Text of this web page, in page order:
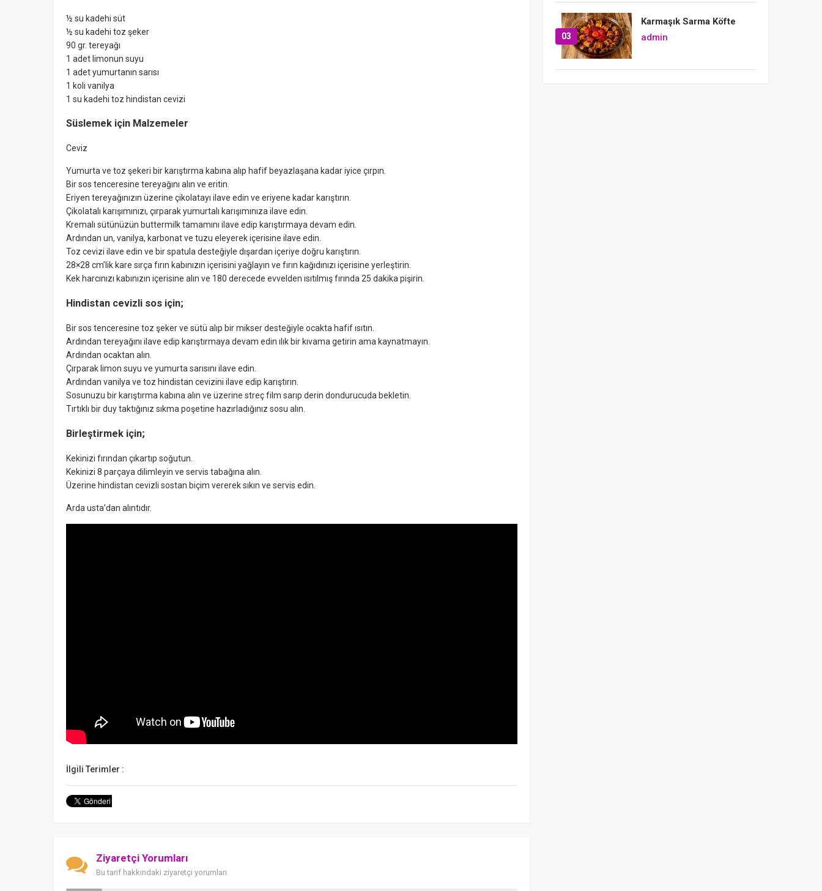
½ su kadehi süt
½ su kadehi toz şeker
90 gr. tereyağı
1 adet limonun suyu
1 adet yumurtanın sarısı
1 koli vanilya
1 su kadehi toz hindistan cevizi
Süslemek için Malzemeler
Ceviz
Yumurta ve toz şekeri bir karıştırma kabına alıp hafif beyazlaşana kadar iyice çırpın.
Bir sos tenceresine tereyağını alın ve eritin.
Eriyen tereyağınızın üzerine çikolatayı ilave edin ve eriyene kadar karıştırın.
Çikolatalı karışımınızı, çırparak yumurtalı karışımınıza ilave edin.
Kremalı sütünüzün buttermilk tamamını ilave edip karıştırmaya devam edin.
Ardından un, vanilya, karbonat ve tuzu eleyerek içerisine ilave edin.
Toz cevizi ilave edin ve bir spatula desteğiyle dışardan içeriye doğru karıştırın.
28×28 cm’lik kare sırça fırın kabınızın içerisini yağlayın ve fırın kağıdınızı içerisine yerleştirin.
Kek harcınızı kabınızın içerisine alın ve 180 derecede evvelden ısıtılmış fırında 25 dakika pişirin.
Hindistan cevizli sos için;
Bir sos tenceresine toz şeker ve sütü alıp bir mikser desteğiyle ocakta hafif ısıtın.
Ardından tereyağını ilave edip karıştırmaya devam edin ılık bir kıvama getirin ama kaynatmayın.
Ardından ocaktan alın.
Çırparak limon suyu ve yumurta sarısını ilave edin.
Ardından vanilya ve toz hindistan cevizini ilave edip karıştırın.
Sosunuzu bir karıştırma kabına alın ve üzerine streç film sarıp derin dondurucuda bekletin.
Tırtıklı bir duy taktığınız sıkma poşetine hazırladığınız sosu alın.
Birleştirmek için;
Kekinizi fırından çıkartıp soğutun.
Kekinizi 8 parçaya dilimleyin ve servis tabağına alın.
Üzerine hindistan cevizli sostan biçim vererek sıkın ve servis edin.
Arda usta’dan alıntıdır.
İlgili Terimler :
Ziyaretçi Yorumları
Bu tarif hakkındaki ziyaretçi yorumları
03
Karmaşık Sarma Köfte
admin